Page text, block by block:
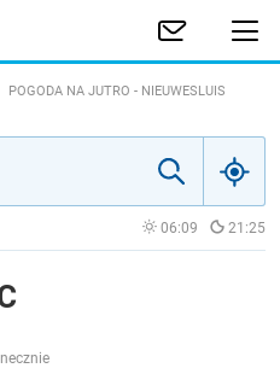
POGODA NA JUTRO - NIEUWESLUIS
06:09 21:25